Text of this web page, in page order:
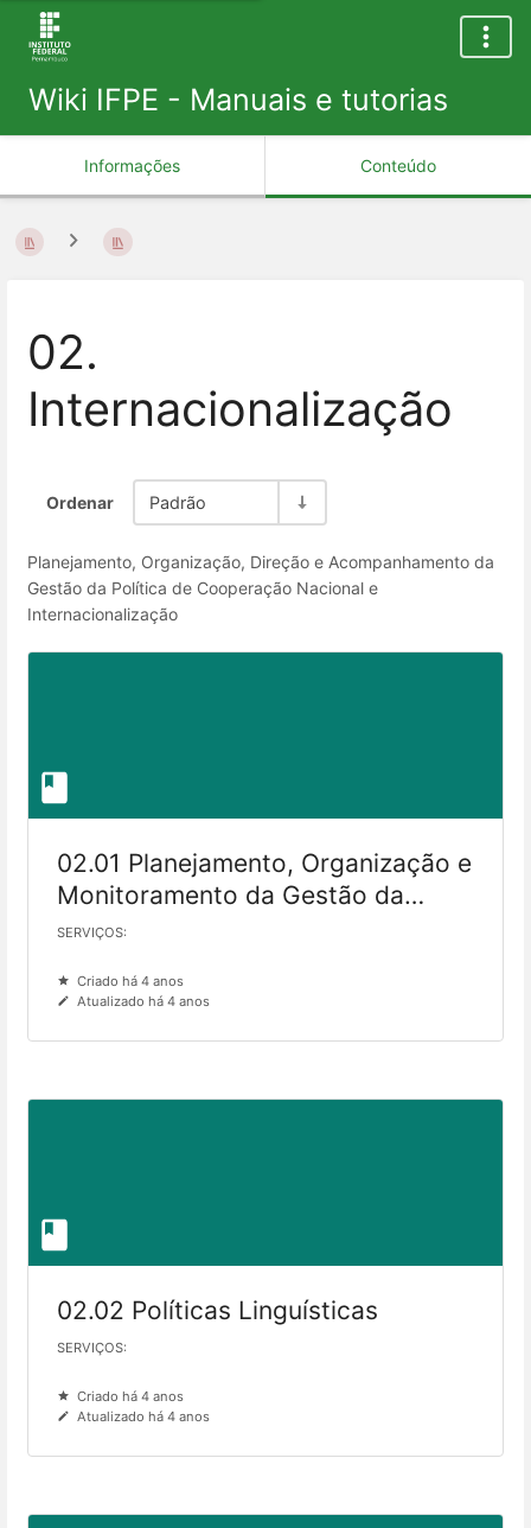
Wiki IFPE - Manuais e tutorias
Informações Conteúdo
02.
Internacionalização
Ordenar Padrão
Planejamento, Organização, Direção e Acompanhamento da
Gestão da Política de Cooperação Nacional e
Internacionalização
02.01 Planejamento, Organização e
Monitoramento da Gestão da
Política de Cooperação Nacional e
SERVIÇOS:
Criado há 4 anos
Atualizado há 4 anos
02.02 Políticas Linguísticas
SERVIÇOS:
Criado há 4 anos
Atualizado há 4 anos